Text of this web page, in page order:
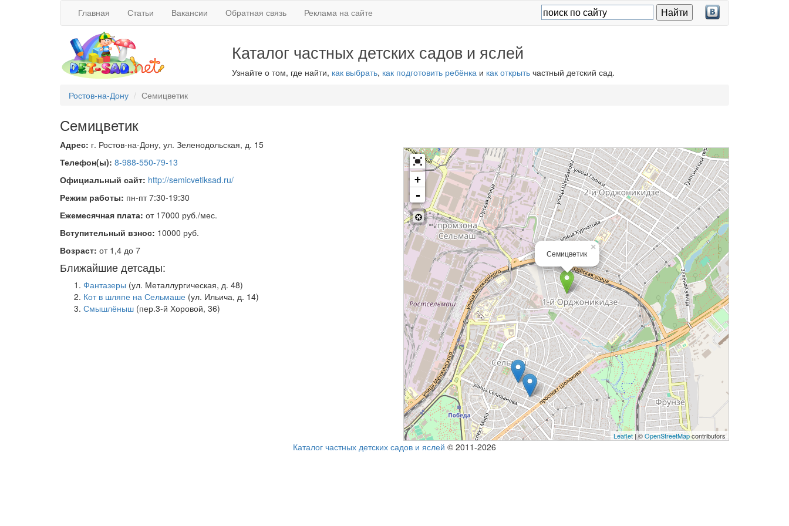
Главная Статьи Вакансии Обратная связь Реклама на сайте
Каталог частных детских садов и яслей
Узнайте о том, где найти, как выбрать, как подготовить ребёнкаи как открытьчастный детский сад.
Ростов-на-Дону
Семицветик
Семицветик
Адрес: г. Ростов-на-Дону, ул. Зеленодольская, д. 15
Телефон(ы): 8-988-550-79-13
Официальный сайт: http://semicvetiksad.ru/
Режим работы: пн-пт 7:30-19:30
Ежемесячная плата: от 17000 руб./мес.
Вступительный взнос: 10000 руб.
Возраст: от 1,4 до 7
Ближайшие детсады:
Фантазеры (ул. Металлургическая, д. 48)
Кот в шляпе на Сельмаше (ул. Ильича, д. 14)
Смышлёныш (пер.3-й Хоровой, 36)
×
Семицветик
+
-
Leaflet | ©OpenStreetMapcontributors
Каталог частных детских садов и яслей © 2011-2026